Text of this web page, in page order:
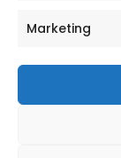
Marketing
Cookie